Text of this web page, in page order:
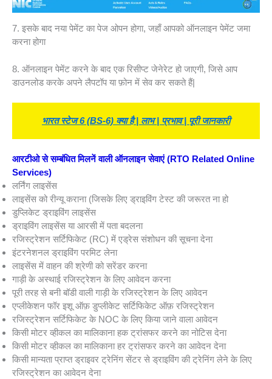
7. इसके बाद नया पेमेंट का पेज ओपन होगा, जहाँ आपको ऑनलाइन पेमेंट जमा
करना होगा
8. ऑनलाइन पेमेंट करने के बाद एक रिसीप्ट जेनेरेट हो जाएगी, जिसे आप
डाउनलोड करके अपने लैपटॉप या फ़ोन में सेव कर सकते हैं|
भारत स्टेज 6 (BS-6) क्या है | लाभ | प्रभाव | पूरी जानकारी
आरटीओ से सम्बंधित मिलनें वाली ऑनलाइन सेवाएं(RTO Related Online
Services)
लर्निंग लाइसेंस
लाइसेंस को रीन्यू कराना (जिसके लिए ड्राइविंग टेस्ट की जरूरत ना हो
डुप्लिकेट ड्राइविंग लाइसेंस
ड्राइविंग लाइसेंस या आरसी में पता बदलना
रजिस्ट्रेशन सर्टिफिकेट (RC) में एड्रेस संशोधन की सूचना देना
इंटरनेशनल ड्राइविंग परमिट लेना
लाइसेंस में वाहन की श्रेणी को सरेंडर करना
गाड़ी के अस्थाई रजिस्ट्रेशन के लिए आवेदन करना
पूरी तरह से बनी बॉडी वाली गाड़ी के रजिस्ट्रेशन के लिए आवेदन
एप्लीकेशन फॉर इशू ऑफ़ डुप्लीकेट सर्टिफिकेट ऑफ़ रजिस्ट्रेशन
रजिस्ट्रेशन सर्टिफिकेट के NOC के लिए किया जाने वाला आवेदन
किसी मोटर व्हीकल का मालिकाना हक ट्रांसफर करने का नोटिस देना
किसी मोटर व्हीकल का मालिकाना हर ट्रांसफर करने का आवेदन देना
किसी मान्यता प्राप्त ड्राइवर ट्रेनिंग सेंटर से ड्राइविंग की ट्रेनिंग लेने के लिए
रजिस्ट्रेशन का आवेदन देना